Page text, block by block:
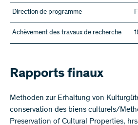
Direction de programme
Achèvement des travaux de recherche
Rapports finaux
Methoden zur Erhaltung von
conservation des biens culturels/
Preservation of Cultural Properties,